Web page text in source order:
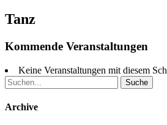
Tanz
Kommende Veranstaltungen
Keine Veranstaltungen mit diesem
Suche
nach:
Archive